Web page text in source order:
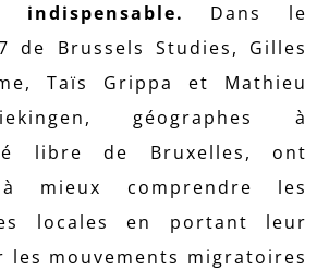
Dans le
de Brussels Studies, Gilles
Taïs Grippa et Mathieu
géographes à
libre de Bruxelles, ont
mieux comprendre les
locales en portant leur
les mouvements migratoires